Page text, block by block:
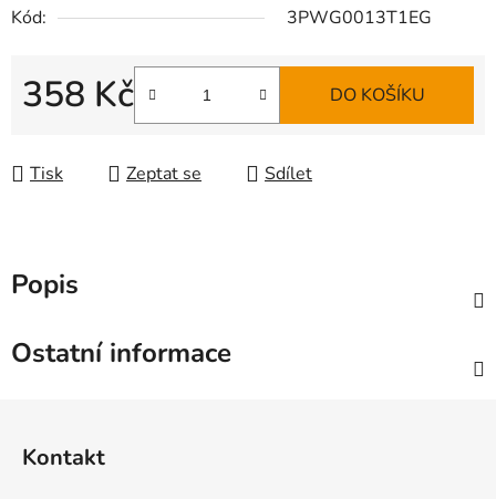
Kód:
3PWG0013T1EG
358 Kč DO KOŠÍKU
Tisk Zeptat se Sdílet
Popis
Ostatní informace
Kontakt